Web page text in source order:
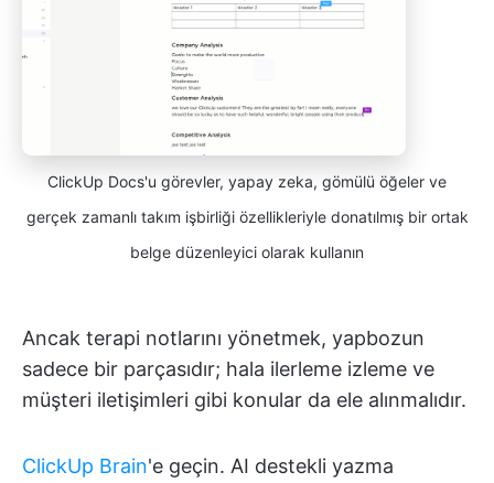
ClickUp Docs'u görevler, yapay zeka, gömülü öğeler ve
gerçek zamanlı takım işbirliği özellikleriyle donatılmış bir ortak
belge düzenleyici olarak kullanın
Ancak terapi notlarını yönetmek, yapbozun
sadece bir parçasıdır; hala ilerleme izleme ve
müşteri iletişimleri gibi konular da ele alınmalıdır.
ClickUp Brain'e geçin. AI destekli yazma